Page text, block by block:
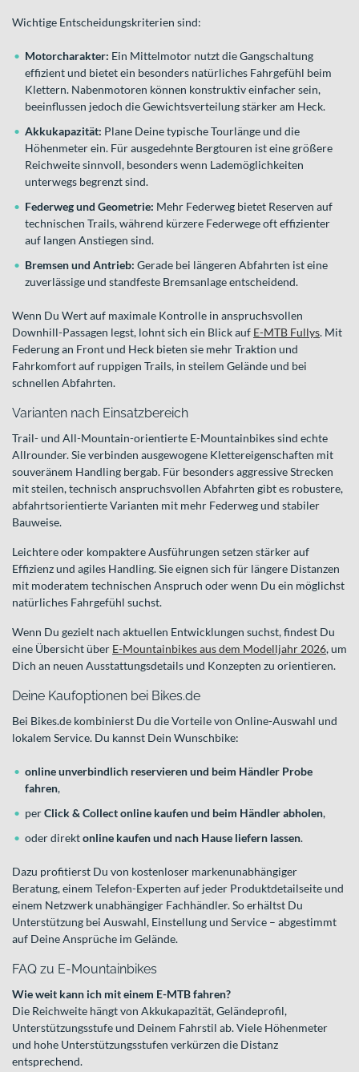
Wichtige Entscheidungskriterien sind:
Motorcharakter: Ein Mittelmotor nutzt die Gangschaltung
effizient und bietet ein besonders natürliches Fahrgefühl beim
Klettern. Nabenmotoren können konstruktiv einfacher sein,
beeinflussen jedoch die Gewichtsverteilung stärker am Heck.
Akkukapazität: Plane Deine typische Tourlänge und die
Höhenmeter ein. Für ausgedehnte Bergtouren ist eine größere
Reichweite sinnvoll, besonders wenn Lademöglichkeiten
unterwegs begrenzt sind.
Federweg und Geometrie: Mehr Federweg bietet Reserven auf
technischen Trails, während kürzere Federwege oft effizienter
auf langen Anstiegen sind.
Bremsen und Antrieb: Gerade bei längeren Abfahrten ist eine
zuverlässige und standfeste Bremsanlage entscheidend.
Wenn Du Wert auf maximale Kontrolle in anspruchsvollen
Downhill-Passagen legst, lohnt sich ein Blick auf E-MTB Fullys. Mit
Federung an Front und Heck bieten sie mehr Traktion und
Fahrkomfort auf ruppigen Trails, in steilem Gelände und bei
schnellen Abfahrten.
Varianten nach Einsatzbereich
Trail- und All-Mountain-orientierte E-Mountainbikes sind echte
Allrounder. Sie verbinden ausgewogene Klettereigenschaften mit
souveränem Handling bergab. Für besonders aggressive Strecken
mit steilen, technisch anspruchsvollen Abfahrten gibt es robustere,
abfahrtsorientierte Varianten mit mehr Federweg und stabiler
Bauweise.
Leichtere oder kompaktere Ausführungen setzen stärker auf
Effizienz und agiles Handling. Sie eignen sich für längere Distanzen
mit moderatem technischen Anspruch oder wenn Du ein möglichst
natürliches Fahrgefühl suchst.
Wenn Du gezielt nach aktuellen Entwicklungen suchst, findest Du
eine Übersicht über E-Mountainbikes aus dem Modelljahr 2026, um
Dich an neuen Ausstattungsdetails und Konzepten zu orientieren.
Deine Kaufoptionen bei Bikes.de
Bei Bikes.de kombinierst Du die Vorteile von Online-Auswahl und
lokalem Service. Du kannst Dein Wunschbike:
online unverbindlich reservieren und beim Händler Probe
fahren,
perClick & Collect online kaufen und beim Händler abholen,
oder direktonline kaufen und nach Hause liefern lassen.
Dazu profitierst Du von kostenloser markenunabhängiger
Beratung, einem Telefon-Experten auf jeder Produktdetailseite und
einem Netzwerk unabhängiger Fachhändler. So erhältst Du
Unterstützung bei Auswahl, Einstellung und Service – abgestimmt
auf Deine Ansprüche im Gelände.
FAQ zu E-Mountainbikes
Wie weit kann ich mit einem E-MTB fahren?
Die Reichweite hängt von Akkukapazität, Geländeprofil,
Unterstützungsstufe und Deinem Fahrstil ab. Viele Höhenmeter
und hohe Unterstützungsstufen verkürzen die Distanz
entsprechend.